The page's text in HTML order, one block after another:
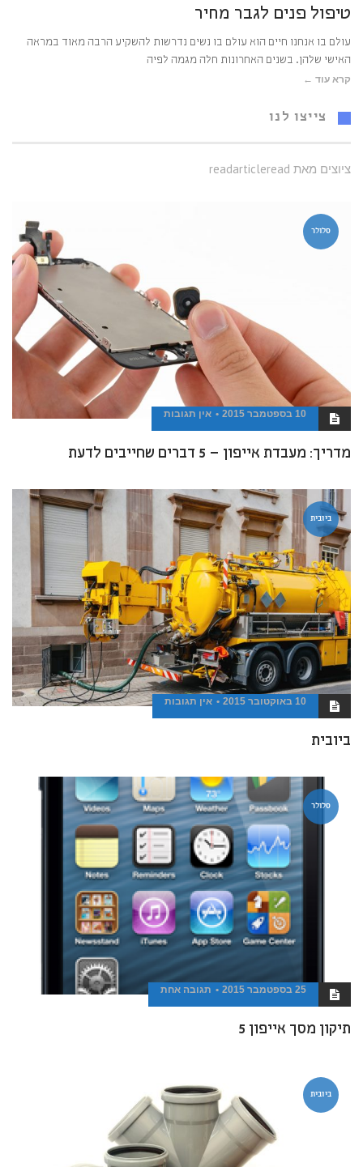
טיפול פנים לגבר מחיר
עולם בו אנחנו חיים הוא עולם בו נשים נדרשות להשקיע הרבה מאוד במראה
האישי שלהן. בשנים האחרונות חלה מגמה לפיה
קרא עוד ←
צייצו לנו
ציוצים מאת readarticleread
סלולר
10 בספטמבר 2015 אין תגובות
מדריך: מעבדת אייפון – 5 דברים שחייבים לדעת
ביובית
10 באוקטובר 2015 אין תגובות
ביובית
סלולר
25 בספטמבר 2015 תגובה אחת
תיקון מסך אייפון 5
ביובית